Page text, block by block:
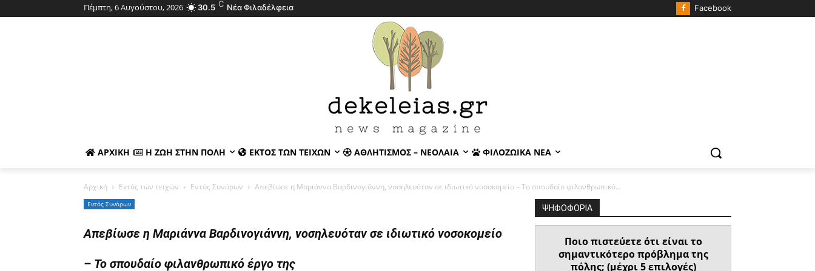
Πέμπτη, 6 Αυγούστου, 2026 30.5 C Νέα Φιλαδέλφεια Facebook
ΑΡΧΙΚΉ Η ΖΩΉ ΣΤΗΝ ΠΌΛΗ ΕΚΤΌΣ ΤΩΝ ΤΕΙΧΏΝ ΑΘΛΗΤΙΣΜΌΣ – ΝΕΟΛΑΊΑ ΦΙΛΟΖΩΙΚΆ ΝΈΑ
Αρχική Εκτός των τειχών Εντός Συνόρων Απεβίωσε η Μαριάννα Βαρδινογιάννη, νοσηλευόταν σε ιδιωτικό νοσοκομείο – Το σπουδαίο φιλανθρωπικό...
Εντός Συνόρων
Απεβίωσε η Μαριάννα Βαρδινογιάννη, νοσηλευόταν σε ιδιωτικό νοσοκομείο
– Το σπουδαίο φιλανθρωπικό έργο της
ΨΗΦΟΦΟΡΙΑ
Ποιο πιστεύετε ότι είναι το
σημαντικότερο πρόβλημα της
πόλης; (μέχρι 5 επιλογές)